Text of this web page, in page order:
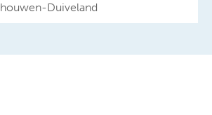
Duiveland